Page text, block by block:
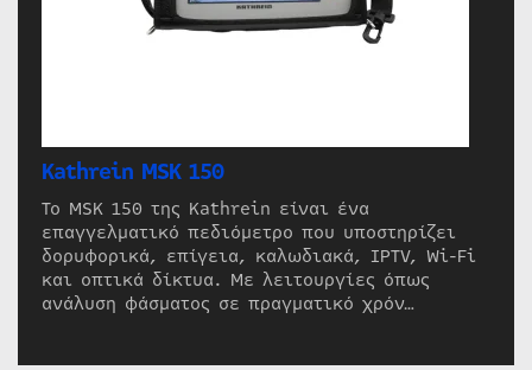
Kathrein MSK 150
Το MSK 150 της Kathrein είναι ένα
επαγγελματικό πεδιόμετρο που υποστηρίζει
δορυφορικά, επίγεια, καλωδιακά, IPTV, Wi-Fi
και οπτικά δίκτυα. Με λειτουργίες όπως
ανάλυση φάσματος σε πραγματικό χρόν…